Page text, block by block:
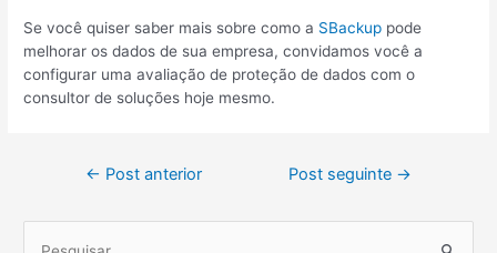
Se você quiser saber mais sobre como a SBackup pode
melhorar os dados de sua empresa, convidamos você a
configurar uma avaliação de proteção de dados com o
consultor de soluções hoje mesmo.
← Post anterior Post seguinte →